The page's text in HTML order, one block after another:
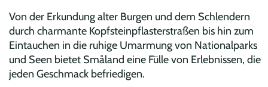
Von der Erkundung alter Burgen und dem Schlendern
durch charmante Kopfsteinpflasterstraßen bis hin zum
Eintauchen in die ruhige Umarmung von Nationalparks
und Seen bietet Småland eine Fülle von Erlebnissen, die
jeden Geschmack befriedigen.